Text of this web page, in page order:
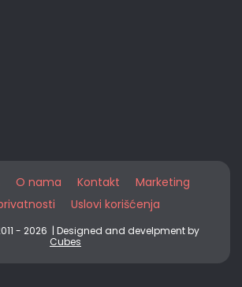
O nama Kontakt
Marketing
Uslovi korišćenja
- 2026 | Designed and develpment by
Cubes